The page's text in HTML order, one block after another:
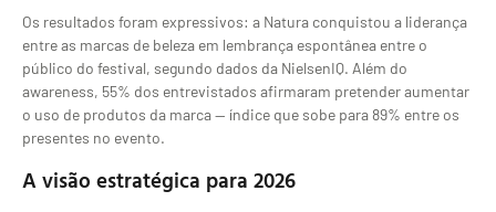
Os resultados foram expressivos: a Natura conquistou a liderança
entre as marcas de beleza em lembrança espontânea entre o
público do festival, segundo dados da NielsenIQ. Além do
awareness, 55% dos entrevistados afirmaram pretender aumentar
o uso de produtos da marca — índice que sobe para 89% entre os
presentes no evento.
A visão estratégica para 2026